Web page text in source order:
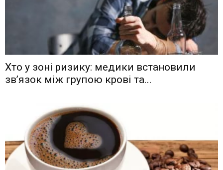
Хто у зоні ризику: медики встановили
зв’язок між групою крові та...